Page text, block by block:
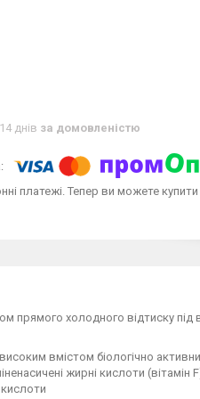
днів за домовленістю
платежі. Тепер ви можете
прямого холодного відтиску під
вмістом біологічно
жирні кислоти (вітамін
кислоти